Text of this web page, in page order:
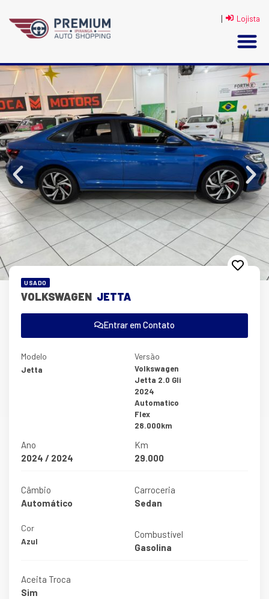
| Lojista
USADO
VOLKSWAGEN JETTA
Entrar em Contato
Modelo
Jetta
Versão
Volkswagen
Jetta 2.0 Gli
2024
Automatico
Flex
28.000km
Ano
2024 / 2024
Km
29.000
Câmbio
Automático
Carroceria
Sedan
Cor
Azul
Combustível
Gasolina
Aceita Troca
Sim